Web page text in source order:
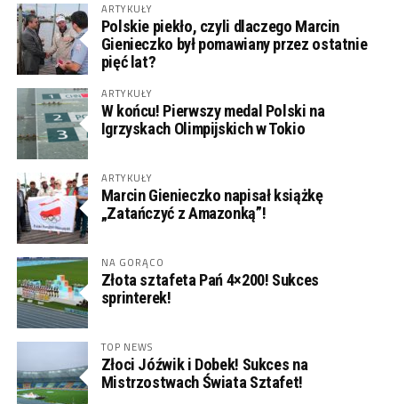
ARTYKUŁY
Polskie piekło, czyli dlaczego Marcin
Gienieczko był pomawiany przez ostatnie
pięć lat?
ARTYKUŁY
W końcu! Pierwszy medal Polski na
Igrzyskach Olimpijskich w Tokio
ARTYKUŁY
Marcin Gienieczko napisał książkę
„Zatańczyć z Amazonką”!
NA GORĄCO
Złota sztafeta Pań 4×200! Sukces
sprinterek!
TOP NEWS
Złoci Jóźwik i Dobek! Sukces na
Mistrzostwach Świata Sztafet!